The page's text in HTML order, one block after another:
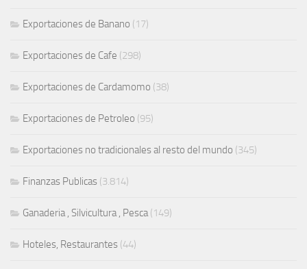
Exportaciones de Banano (17)
Exportaciones de Cafe (298)
Exportaciones de Cardamomo (38)
Exportaciones de Petroleo (95)
Exportaciones no tradicionales al resto del mundo (345)
Finanzas Publicas (3.814)
Ganaderia , Silvicultura , Pesca(149)
Hoteles, Restaurantes (44)